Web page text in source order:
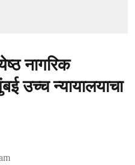
नागरिक
उच्च न्यायालयाचा